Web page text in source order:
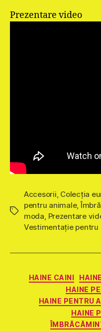
Prezentare video
Etichete
Accesorii, Colecția
pentru animale,
moda, Prezentare
Vestimentație pentru
HAINE CAINI
HAINE
HAINE PENTRU
HAINE